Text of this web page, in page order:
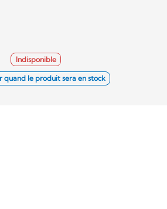
Indisponible
quand le produit sera en stock